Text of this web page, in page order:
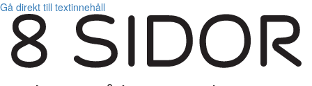
Gå direkt till textinnehåll